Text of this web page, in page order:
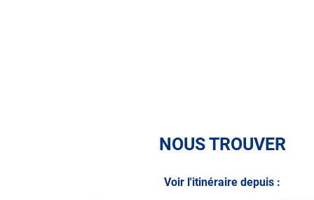
N’attendez plus pour votre sécurité et faire
AUTOSUR SAINT-PRIEST
NOUS TROUVER
Voir l'itinéraire depuis :